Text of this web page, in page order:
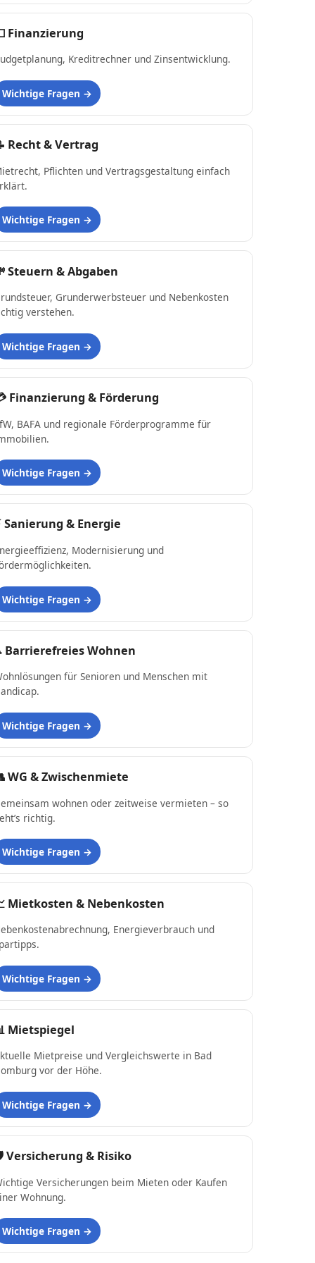
Finanzierung
Kreditrechner und Zinsentwicklung.
Wichtige Fragen
Recht & Vertrag
Pflichten und Vertragsgestaltung einfach
Wichtige Fragen
Steuern & Abgaben
Grunderwerbsteuer und Nebenkosten
verstehen.
Wichtige Fragen
Finanzierung & Förderung
BAFA und regionale Förderprogramme für
Wichtige Fragen
Sanierung & Energie
Modernisierung und
Wichtige Fragen
Barrierefreies Wohnen
für Senioren und Menschen mit
Wichtige Fragen
WG & Zwischenmiete
wohnen oder zeitweise vermieten – so
richtig.
Wichtige Fragen
Mietkosten & Nebenkosten
Energieverbrauch und
Wichtige Fragen
Mietspiegel
Mietpreise und Vergleichswerte in Bad
vor der Höhe.
Wichtige Fragen
Versicherung & Risiko
Versicherungen beim Mieten oder Kaufen
Wohnung.
Wichtige Fragen